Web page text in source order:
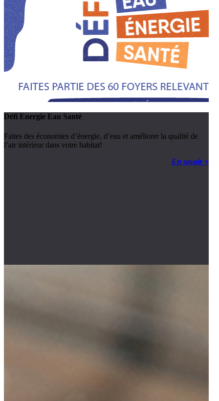
Défi Energie Eau Santé
Faites des économies d’énergie, d’eau et améliorer la qualité de
l’air intérieur dans votre habitat!
En savoir +